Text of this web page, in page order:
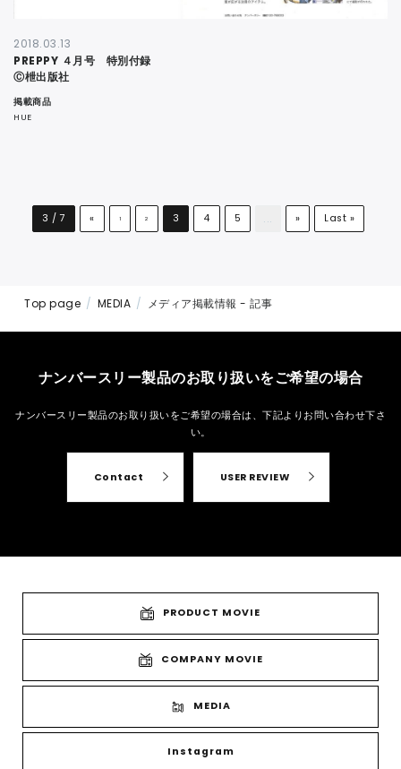
2018.03.13
PREPPY ４月号 特別付録
Ⓒ枻出版社
掲載商品
HUE
3 / 7 « 1 2 3 4 5 ... » Last »
Top page MEDIA メディア掲載情報 - 記事
ナンバースリー製品のお取り扱いをご希望の場合
ナンバースリー製品のお取り扱いをご希望の場合は、 下記よりお問い合わせ下さ
い。
Contact USER REVIEW
PRODUCT MOVIE
COMPANY MOVIE
MEDIA
Instagram